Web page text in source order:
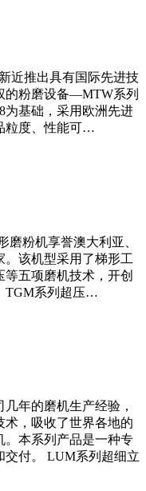
近推出具有国际先进技
的粉磨设备—MTW系列
为基础，采用欧洲先进
粒度、性能可…
磨粉机享誉澳大利亚、
。该机型采用了梯形工
五项磨机技术，开创
TGM系列超压…
年的磨机生产经验，
术，吸收了世界各地的
。本系列产品是一种专
交付。 LUM系列超细立